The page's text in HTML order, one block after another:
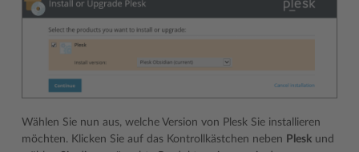
Wählen Sie nun aus, welche Version von Plesk Sie installieren
möchten. Klicken Sie auf das Kontrollkästchen neben Plesk und